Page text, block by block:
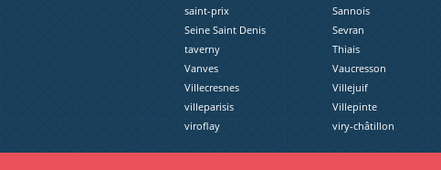
saint-prix
Sannois
Seine Saint Denis
Sevran
taverny
Thiais
Vanves
Vaucresson
Villecresnes
Villejuif
villeparisis
Villepinte
viroflay
viry-châtillon